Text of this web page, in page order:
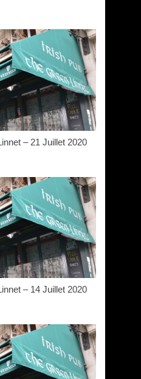
– 21 Juillet 2020
– 14 Juillet 2020